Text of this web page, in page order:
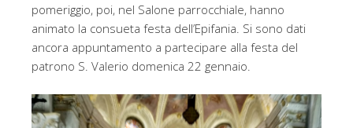
pomeriggio, poi, nel Salone parrocchiale, hanno
animato la consueta festa dell’Epifania. Si sono dati
ancora appuntamento a partecipare alla festa del
patrono S. Valerio domenica 22 gennaio.